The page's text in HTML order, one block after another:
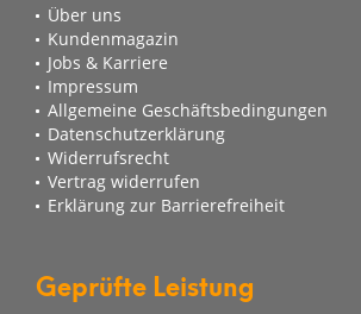
Über uns
Kundenmagazin
Jobs & Karriere
Impressum
Allgemeine Geschäftsbedingungen
Datenschutzerklärung
Widerrufsrecht
Vertrag widerrufen
Erklärung zur Barrierefreiheit
Geprüfte Leistung